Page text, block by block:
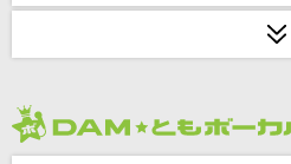
乃木坂46
ESCAPE